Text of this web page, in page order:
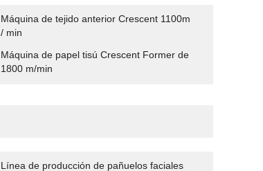
Máquina de tejido anterior Crescent 1100m
/ min
Máquina de papel tisú Crescent Former de
1800 m/min
Línea de producción de pañuelos faciales